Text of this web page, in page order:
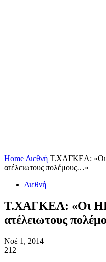
Home Διεθνή Τ.ΧΑΓΚΕΛ: «Oι
ατέλειωτους πολέμους…»
Διεθνή
Τ.ΧΑΓΚΕΛ: «Oι
ατέλειωτους
Νοέ 1, 2014
212